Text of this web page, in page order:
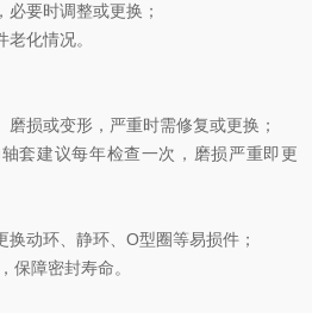
要时调整或更换；
化情况。
损或变形，严重时需修复或更换；
套建议每年检查一次，磨损严重即更
动环、静环、 O型圈等易损件；
保障密封寿命。